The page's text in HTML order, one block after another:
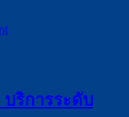
ริการระดับ